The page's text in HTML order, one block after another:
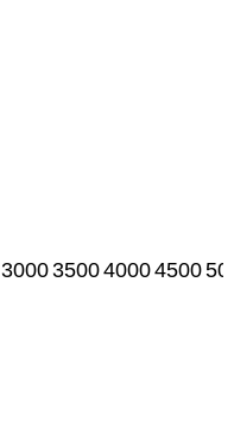
3000350040004500